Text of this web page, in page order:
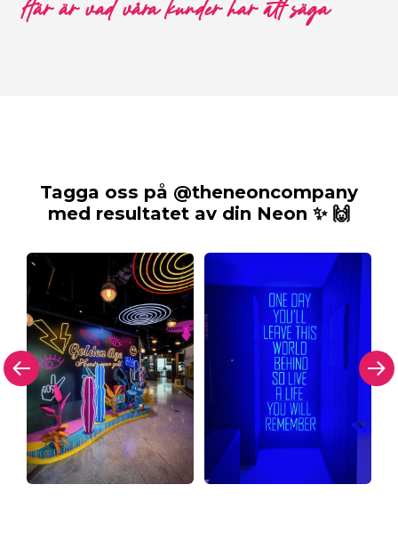
Här är vad våra kunder har att säga
Tagga oss på @theneoncompany
med resultatet av din Neon ✨ 🙌